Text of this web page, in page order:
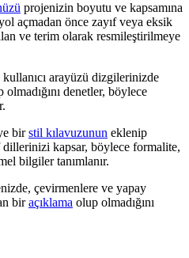
projenizin boyutu ve kapsamına
açmadan önce zayıf veya eksik
ve terim olarak resmileştirilmeye
kullanıcı arayüzü dizgilerinizde
olmadığını denetler, böylece
birstil kılavuzunun eklenip
kapsar, böylece formalite,
bilgiler tanımlanır.
çevirmenlere ve yapay
biraçıklama olup olmadığını